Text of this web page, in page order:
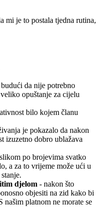
mi je to postala tjedna rutina,
da nije potrebno
opuštanje za cijelu
bilo kojem članu
je pokazalo da nakon
izuzetno dobro ublažava
po brojevima svatko
a za to vrijeme može ući u
djelom - nakon što
objesiti na zid kako bi
platnom ne morate se